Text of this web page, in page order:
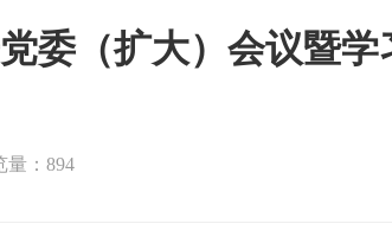
委（扩大）会议暨
量：894